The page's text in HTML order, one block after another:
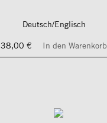
Deutsch/Englisch
38,00 €
In den Warenkorb